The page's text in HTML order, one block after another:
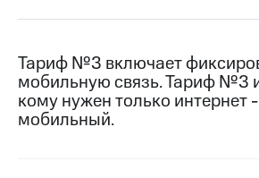
Деньги
связь
Перенести
номер
в МТС
кабинет
Скачать
приложение
Мой
МТС
Тариф №3 включает
мобильную связь. Тариф №3
кому нужен только
мобильный.